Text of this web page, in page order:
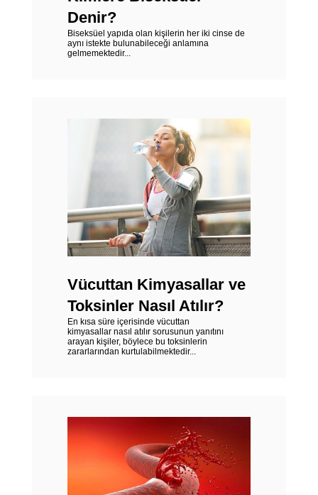
Denir?
Biseksüel yapıda olan kişilerin her iki cinse de
aynı istekte bulunabileceği anlamına
gelmemektedir...
Vücuttan Kimyasallar ve
Toksinler Nasıl Atılır?
En kısa süre içerisinde vücuttan
kimyasallar nasıl atılır sorusunun yanıtını
arayan kişiler, böylece bu toksinlerin
zararlarından kurtulabilmektedir...